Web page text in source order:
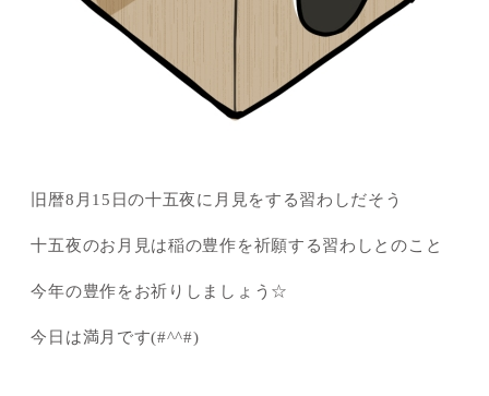
旧暦8月15日の十五夜に月見をする習わしだそう
十五夜のお月見は稲の豊作を祈願する習わしとのこと
今年の豊作をお祈りしましょう☆
今日は満月です(#^^#)